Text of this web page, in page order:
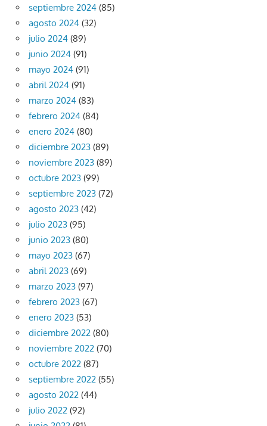
septiembre 2024 (85)
agosto 2024 (32)
julio 2024 (89)
junio 2024 (91)
mayo 2024 (91)
abril 2024 (91)
marzo 2024 (83)
febrero 2024 (84)
enero 2024 (80)
diciembre 2023 (89)
noviembre 2023 (89)
octubre 2023 (99)
septiembre 2023 (72)
agosto 2023 (42)
julio 2023 (95)
junio 2023 (80)
mayo 2023 (67)
abril 2023 (69)
marzo 2023 (97)
febrero 2023 (67)
enero 2023 (53)
diciembre 2022 (80)
noviembre 2022 (70)
octubre 2022 (87)
septiembre 2022 (55)
agosto 2022 (44)
julio 2022 (92)